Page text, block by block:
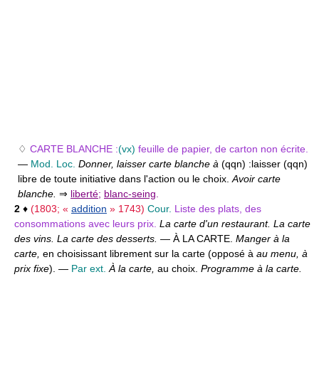
♢ CARTE BLANCHE :(vx) feuille de papier, de carton non écrite.
— Mod. Loc. Donner, laisser carte blanche à (qqn) :laisser (qqn)
libre de toute initiative dans l'action ou le choix. Avoir carte
blanche. ⇒ liberté; blanc-seing
2 ♦ (1803; « addition » 1743) Cour. Liste des plats, des
consommations avec leurs prix. La carte d'un restaurant. La carte
des vins. La carte des desserts. — À LA CARTE. Manger à la
carte, en choisissant librement sur la carte (opposé à au menu, à
prix fixe). — Par ext. À la carte, au choix. Programme à la carte.